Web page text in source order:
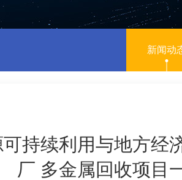
新闻动
持续利用与地方经
厂 多金属回收项目